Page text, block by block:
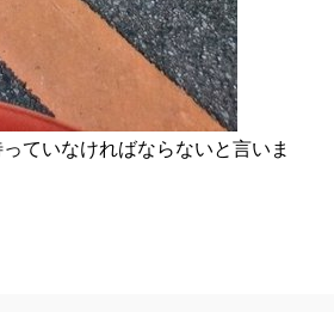
ていなければならないと言いま